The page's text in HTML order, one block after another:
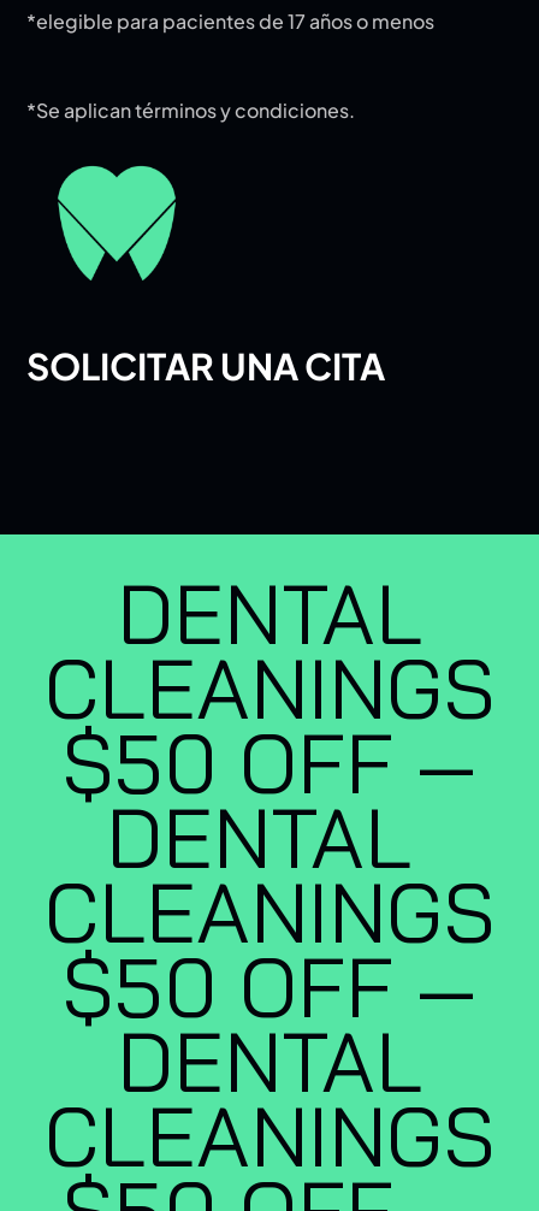
*elegible para pacientes de 17 años o menos
*Se aplican términos y condiciones.
SOLICITAR UNA CITA
DENTAL
CLEANINGS
$50 OFF —
DENTAL
CLEANINGS
$50 OFF —
DENTAL
CLEANINGS